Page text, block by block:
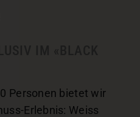
Personen bietet wir
Erlebnis: Weiss